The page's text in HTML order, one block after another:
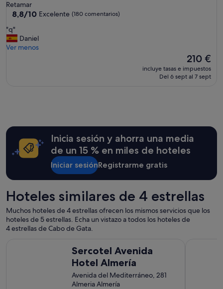
de
5.0 estrellas
Retamar
8.8
10,
Excelente,
(180 comentarios)
8,8/10 Excelente (180 comentarios)
"
q
"
"q"
Daniel
Ver menos
El
precio
actual
210 €
incluye tasas e impuestos
Del 6 sept al 7 sept
Inicia sesión y ahorra una media
de un 15 % en miles de hoteles
Iniciar sesiónRegistrarme gratis
Hoteles similares de 4 estrellas
Muchos hoteles de 4 estrellas ofrecen los mismos servicios que los
hoteles de 5 estrellas. Echa un vistazo a todos los hoteles de
4 estrellas de Cabo de Gata.
Sercotel Avenida
Hotel Almería
Avenida del Mediterráneo, 281
Almeria Almería